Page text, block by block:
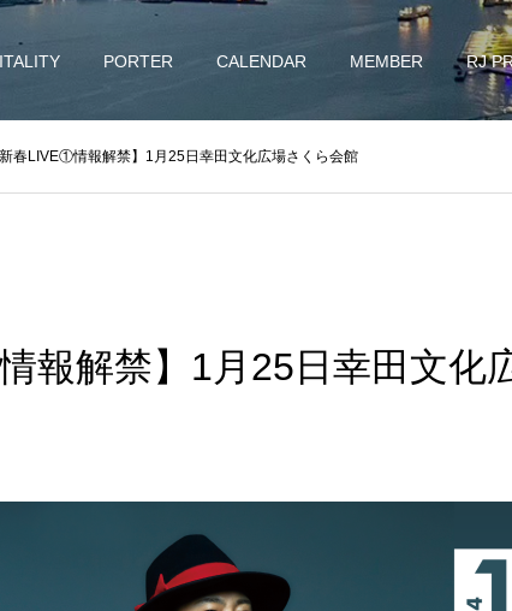
PORTER CALENDAR MEMBER RJ
新春LIVE①情報解禁】1月25日幸田文化広場さくら会館
報解禁】1月25日幸田文化